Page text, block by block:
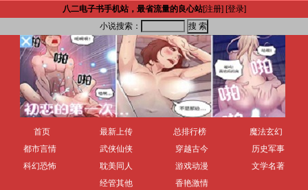
八二电子书手机站，最省流量的良心站[注册] [登录]
小说搜索：
首页 最新上传 总排行榜
魔法玄幻
都市言情
武侠仙侠 穿越古今
历史军事
科幻恐怖
耽美同人 游戏动漫
文学名著
经管其他
香艳激情